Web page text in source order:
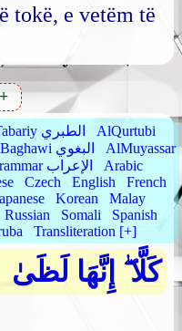
tokë, e vetëm të
AtTabariy الطبري
AlQurtubi
AlBaghawi البغوي
AlMuyassar
Grammar الإعراب
Arabic
Czech English
French
Korean
Malay
Russian Somali
Spanish
Transliteration [+]
كَلَّا ۖ إِنَّهَا لَظَىٰ